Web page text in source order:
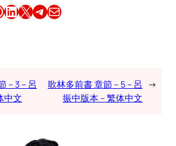
Share this article on LinkedIn Share this article on X Share this article on TelegramEmail this Article
– 3 – 呂
中文
歌林多前書 章節 – 5 – 呂
振中版本 – 繁体中文
→